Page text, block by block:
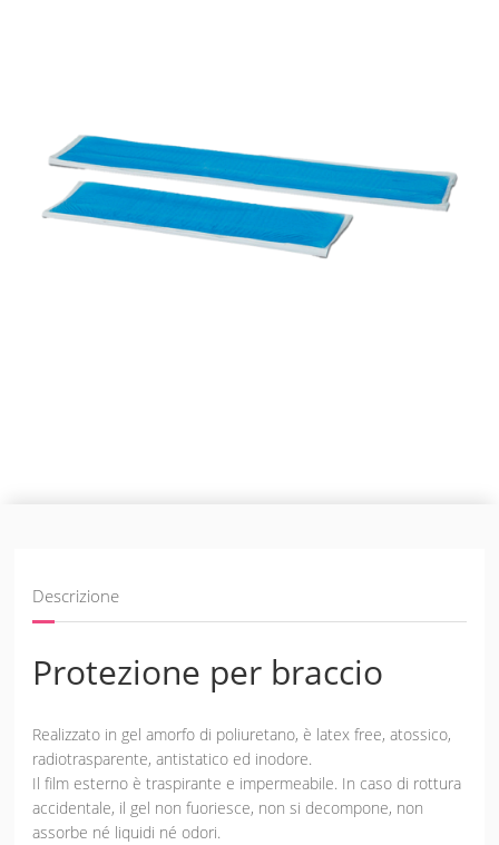
Descrizione
Protezione per braccio
Realizzato in gel amorfo di poliuretano, è latex free, atossico,
radiotrasparente, antistatico ed inodore.
Il film esterno è traspirante e impermeabile. In caso di rottura
accidentale, il gel non fuoriesce, non si decompone, non
assorbe né liquidi né odori.